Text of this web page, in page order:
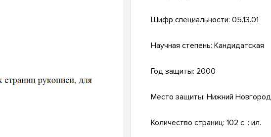
Шифр специальности: 05.13.01
Научная степень: Кандидатская
Год защиты: 2000
Место защиты: Нижний Новгород
Количество страниц: 102 с. : ил.